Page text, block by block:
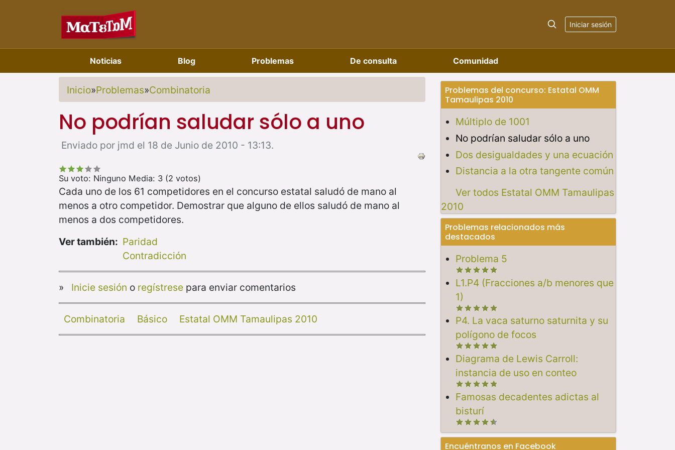
Iniciar sesión
Noticias Blog Problemas De consulta Comunidad
Inicio»Problemas»Combinatoria
No podrían saludar sólo a uno
Enviado por jmd el 18 de Junio de 2010 - 13:13.
Su voto: Ninguno Media: 3 (2 votos)
Cada uno de los 61 competidores en el concurso estatal saludó de mano al
menos a otro competidor. Demostrar que alguno de ellos saludó de mano al
menos a dos competidores.
Ver también: Paridad
Contradicción
» Inicie sesión o regístresepara enviar comentarios
Combinatoria Básico Estatal OMM Tamaulipas 2010
Problemas del concurso: Estatal OMM
Tamaulipas 2010
Múltiplo de 1001
No podrían saludar sólo a uno
Dos desigualdades y una ecuación
Distancia a la otra tangente común
Ver todos Estatal OMM Tamaulipas
2010
Problemas relacionados más
destacados
Problema 5
L1.P4 (Fracciones a/b menores que
1)
P4. La vaca saturno saturnita y su
polígono de focos
Diagrama de Lewis Carroll:
instancia de uso en conteo
Famosas decadentes adictas al
bisturí
Encuéntranos en Facebook